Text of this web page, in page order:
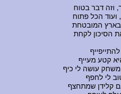
וזה דבר בטוח
ועוד הכל פתוח
בארץ המובטחת
הסיכון לקחת
להתייפייף
קטע מעייף
עושה לי כיף
לי לחפף
קלידן שמתחצף